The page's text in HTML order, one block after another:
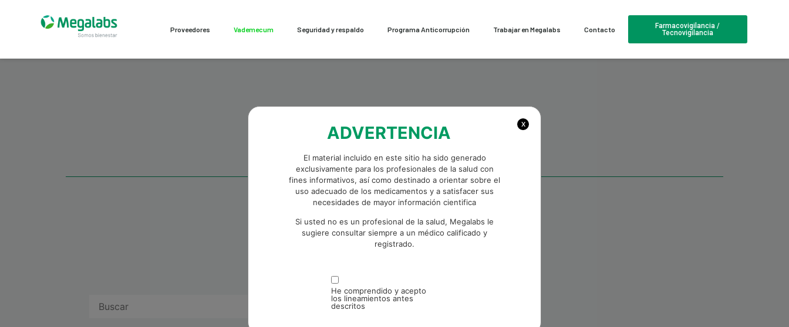
Proveedores Vademecum Seguridad y respaldo Programa Anticorrupción Trabajar en Megalabs Contacto
Farmacovigilancia /
Tecnovigilancia
X
ADVERTENCIA
El material incluido en este sitio ha sido generado
exclusivamente para los profesionales de la salud con
fines informativos, así como destinado a orientar sobre el
uso adecuado de los medicamentos y a satisfacer sus
necesidades de mayor información cientifica
Si usted no es un profesional de la salud, Megalabs le
sugiere consultar siempre a un médico calificado y
registrado.
He comprendido y acepto
los lineamientos antes
descritos